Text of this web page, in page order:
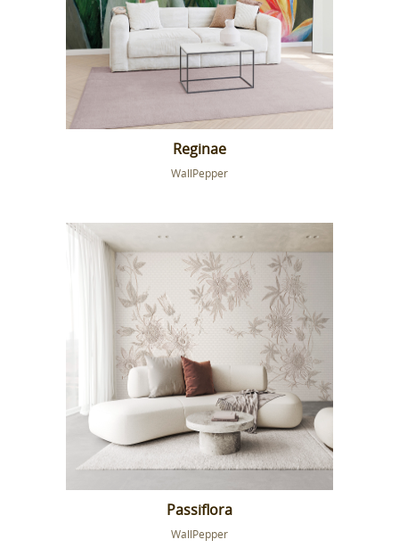
Reginae
WallPepper
Passiflora
WallPepper